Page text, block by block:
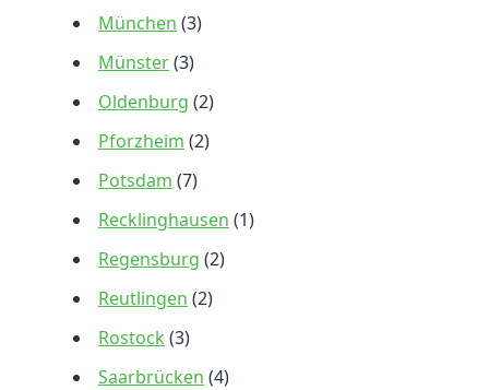
München (3)
Münster(3)
Oldenburg (2)
Pforzheim (2)
Potsdam (7)
Recklinghausen (1)
Regensburg (2)
Reutlingen (2)
Rostock (3)
Saarbrücken (4)